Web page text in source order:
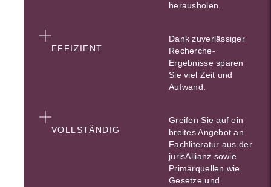
herausholen.
EFFIZIENT
Dank zuverlässiger
Recherche-
Ergebnisse sparen
Sie viel Zeit und
Aufwand.
VOLLSTÄNDIG
Greifen Sie auf ein
breites Angebot an
Fachliteratur aus der
jurisAllianz sowie
Primärquellen wie
Gesetze und